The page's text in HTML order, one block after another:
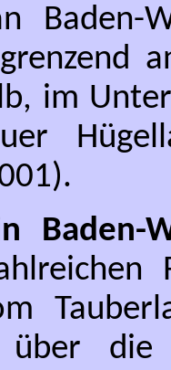
Baden-
im
Baden-
über die